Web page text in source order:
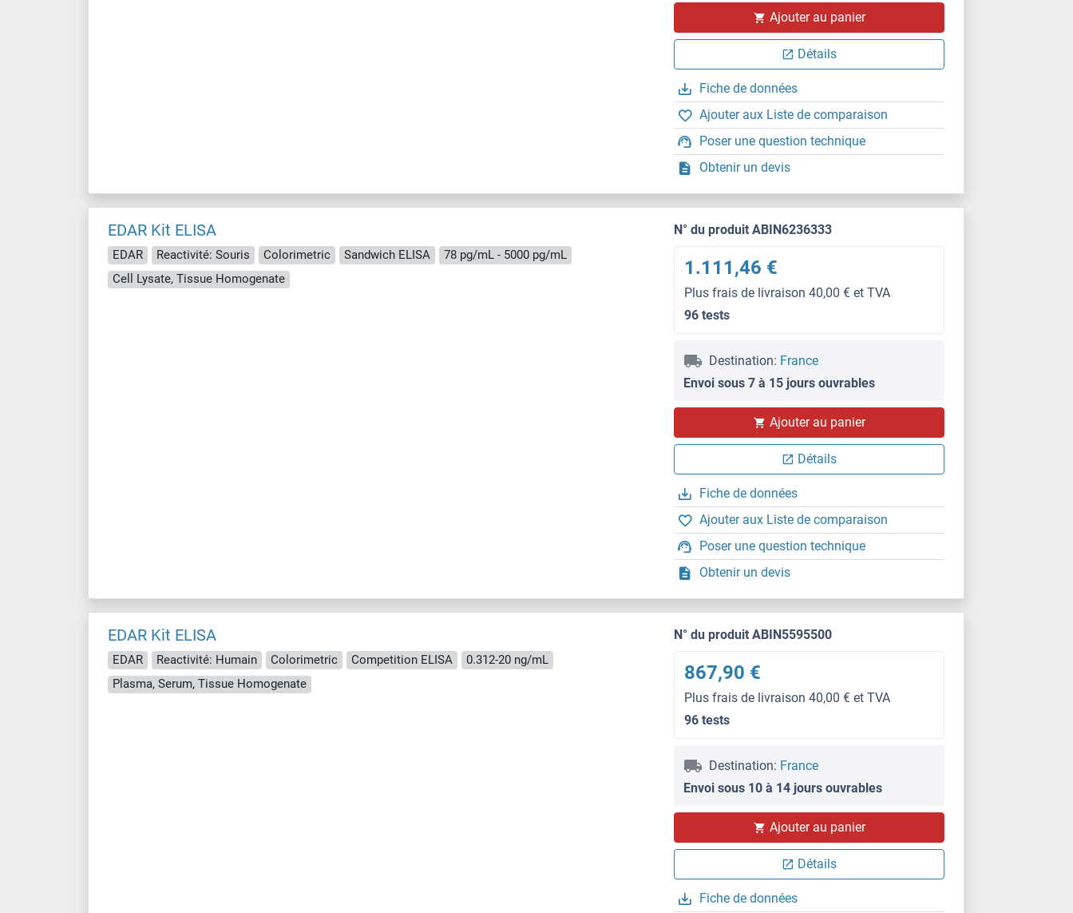
Ajouter au panier
Détails
Fiche de données
Ajouter aux Liste de comparaison
Poser une question technique
Obtenir un devis
EDAR Kit ELISA
EDAR Reactivité: Souris Colorimetric Sandwich ELISA
78 pg/mL - 5000 pg/mL
Cell Lysate, Tissue Homogenate
N° du produit ABIN6236333
1.111,46 €
Plus frais de livraison 40,00 € et TVA
96 tests
Destination: France
Envoi sous 7 à 15 jours ouvrables
Ajouter au panier
Détails
Fiche de données
Ajouter aux Liste de comparaison
Poser une question technique
Obtenir un devis
EDAR Kit ELISA
EDAR Reactivité: Humain Colorimetric Competition ELISA
0.312-20 ng/mL
Plasma, Serum, Tissue Homogenate
N° du produit ABIN5595500
867,90 €
Plus frais de livraison 40,00 € et TVA
96 tests
Destination: France
Envoi sous 10 à 14 jours ouvrables
Ajouter au panier
Détails
Fiche de données